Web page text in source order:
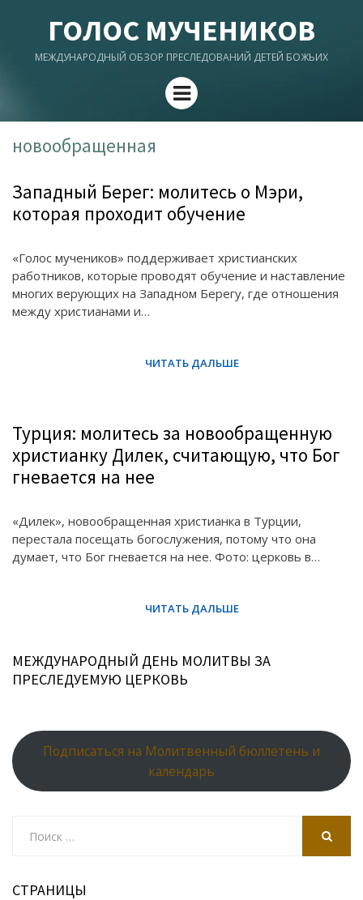
ГОЛОС МУЧЕНИКОВ
МЕЖДУНАРОДНЫЙ ОБЗОР ПРЕСЛЕДОВАНИЙ ДЕТЕЙ БОЖЬИХ
Menu
новообращенная
Западный Берег: молитесь о Мэри,
которая проходит обучение
«Голос мучеников» поддерживает христианских
работников, которые проводят обучение и наставление
многих верующих на Западном Берегу, где отношения
между христианами и…
Турция: молитесь за новообращенную
христианку Дилек, считающую, что Бог
гневается на нее
«Дилек», новообращенная христианка в Турции,
перестала посещать богослужения, потому что она
думает, что Бог гневается на нее. Фото: церковь в…
МЕЖДУНАРОДНЫЙ ДЕНЬ МОЛИТВЫ ЗА
ПРЕСЛЕДУЕМУЮ ЦЕРКОВЬ
Подписаться на Молитвенный бюллетень и
календарь
СТРАНИЦЫ